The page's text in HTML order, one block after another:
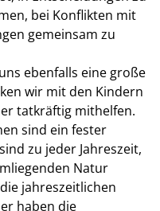
bei Konflikten mit
gemeinsam zu
ebenfalls eine große
wir mit den Kindern
tatkräftig mithelfen.
sind ein fester
zu jeder Jahreszeit,
Natur
jahreszeitlichen
haben die